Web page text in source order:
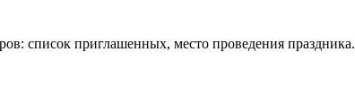
список приглашенных, место проведения праздника.